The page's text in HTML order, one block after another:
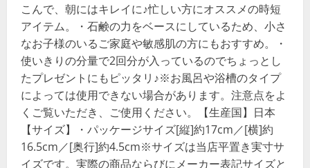
こんで、朝にはキレイに♪忙しい方にオススメの時短
アイテム。・石鹸の力をベースにしているため、小さ
なお子様のいるご家庭や敏感肌の方にもおすすめ。・
使いきりの分量で2回分が入っているのでちょっとし
たプレゼントにもピッタリ♪※お風呂や浴槽のタイプ
によっては使用できない場合があります。注意点をよ
くご覧いただき、ご使用ください。【生産国】日本
【サイズ】・パッケージサイズ[縦]約17cm／[横]約
16.5cm／[奥行]約4.5cm※サイズは当店平置き実寸サ
イズです。実際の商品ならびにメーカー表記サイズと